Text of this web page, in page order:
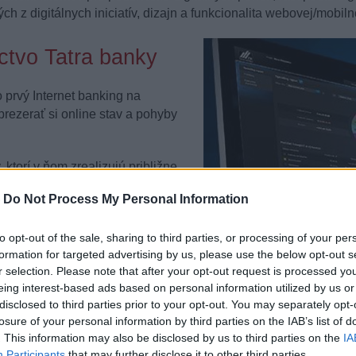
Do Not Process My Personal Information
opt-out of the sale, sharing to third parties, or processing of your
for targeted advertising by us, please use the below opt-out
selection. Please note that after your opt-out request is processed
interest-based ads based on personal information utilized by us
to third parties prior to your opt-out. You may separately
of your personal information by third parties on the IAB’s list of
This information may also be disclosed by us to third parties on the
z digitálnych iniciatív, dizajn a funkcionalita webovej/
Tatra banky
prvý Internet banking na
si online stav a pohyby
ktorí v ňom zrealizujú približne
zaznamenáva
týmto spôsobom
banke viac ako 97%. To
cez pobočku alebo call
Súčasťou oceňovaného digitálneho
banka , ktorú pravidelne používa až 150 000